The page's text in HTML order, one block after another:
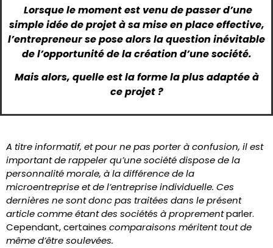
Lorsque le moment est venu de passer d’une
simple idée de projet à sa mise en place effective,
l’entrepreneur se pose alors la question inévitable
de l’opportunité de la création d’une société.
Mais alors, quelle est la forme la plus adaptée à
ce projet ?
A titre informatif, et pour ne pas porter à confusion, il est
important de rappeler qu’une société dispose de la
personnalité morale, à la différence de la
microentreprise et de l’entreprise individuelle. Ces
dernières ne sont donc pas traitées dans le présent
article comme étant des sociétés à proprementparler.
Cependant, certaines comparaisons méritent tout de
même d’être soulevées.